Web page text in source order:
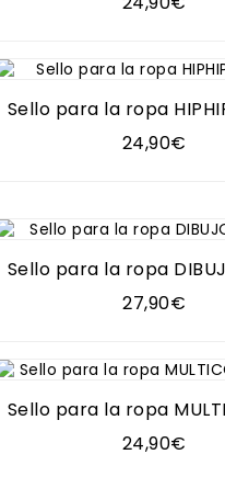
Sello para la ropa
24,90€
Sello para la ropa
27,90€
Sello para la ropa
24,90€